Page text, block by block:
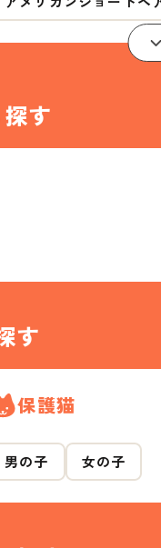
す
す
保護猫
男の子 女の子